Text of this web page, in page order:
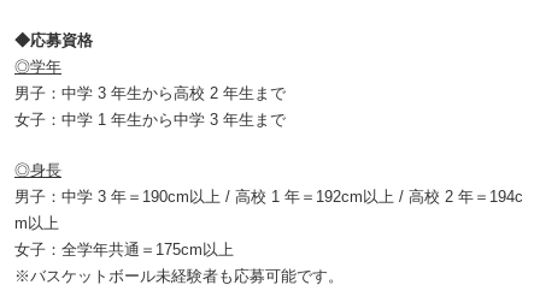
◆応募資格
◎学年
男子：中学 3 年生から高校 2 年生まで
女子：中学 1 年生から中学 3 年生まで
◎身長
男子：中学 3 年＝190cm以上 / 高校 1 年＝192cm以上 / 高校 2 年＝194c
m以上
女子：全学年共通＝175cm以上
※バスケットボール未経験者も応募可能です。